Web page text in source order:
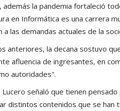
la pandemia fortaleció
en Informática es una carrera
las demandas actuales de la
anteriores, la decana sostuvo
afluencia de ingresantes, en
autoridades".
señaló que tienen
distintos contenidos que se han